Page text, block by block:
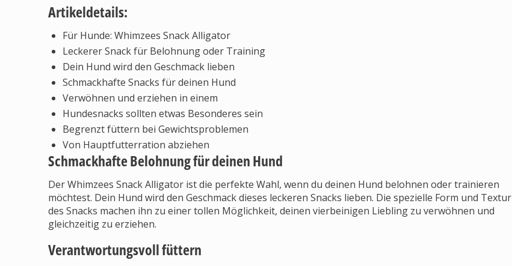
Artikeldetails:
Für Hunde: Whimzees Snack Alligator
Leckerer Snack für Belohnung oder Training
Dein Hund wird den Geschmack lieben
Schmackhafte Snacks für deinen Hund
Verwöhnen und erziehen in einem
Hundesnacks sollten etwas Besonderes sein
Begrenzt füttern bei Gewichtsproblemen
Von Hauptfutterration abziehen
Schmackhafte Belohnung für deinen Hund
Der Whimzees Snack Alligator ist die perfekte Wahl, wenn du deinen Hund belohnen oder trainieren
möchtest. Dein Hund wird den Geschmack dieses leckeren Snacks lieben. Die spezielle Form und Textur
des Snacks machen ihn zu einer tollen Möglichkeit, deinen vierbeinigen Liebling zu verwöhnen und
gleichzeitig zu erziehen.
Verantwortungsvoll füttern